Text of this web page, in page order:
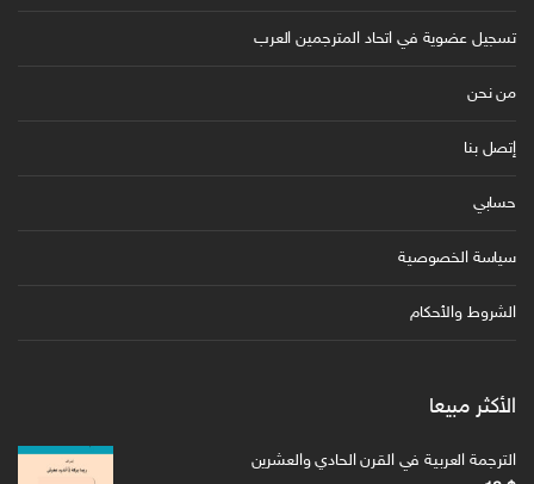
تسجيل عضوية في اتحاد المترجمين العرب
من نحن
إتصل بنا
حسابي
سياسة الخصوصية
الشروط والأحكام
الأكثر مبيعا
الترجمة العربية في القرن الحادي والعشرين